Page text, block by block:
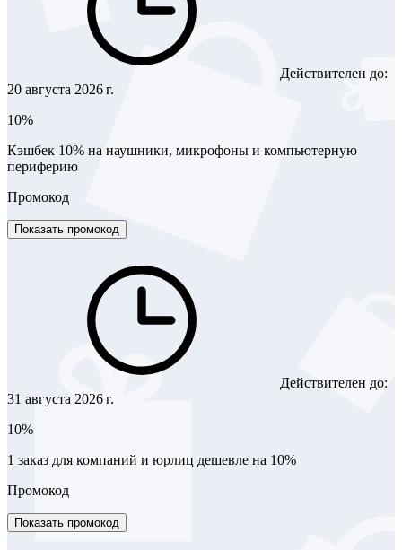
Действителен до:
20 августа 2026 г.
10%
Кэшбек 10% на наушники, микрофоны и компьютерную
периферию
Промокод
Показать промокод
Действителен до:
31 августа 2026 г.
10%
1 заказ для компаний и юрлиц дешевле на 10%
Промокод
Показать промокод